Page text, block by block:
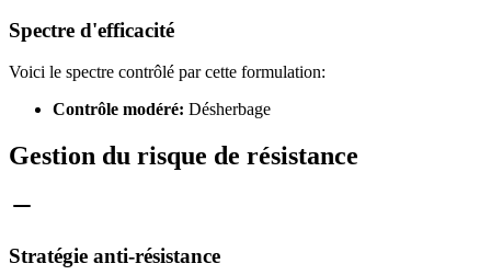
Spectre d'efficacité
Voici le spectre contrôlé par cette formulation:
Contrôle modéré: Désherbage
Gestion du risque de résistance
Stratégie anti-résistance